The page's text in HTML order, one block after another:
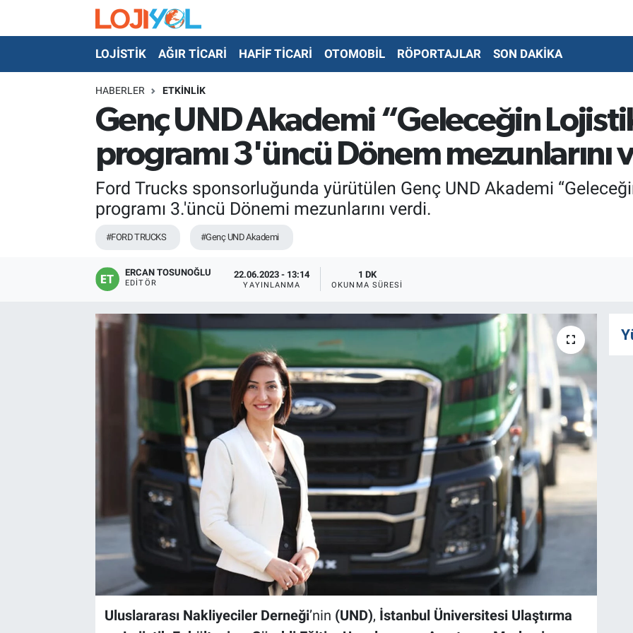
LOJİSTİK AĞIR TİCARİ HAFİF TİCARİ OTOMOBİL RÖPORTAJLAR SON DAKİKA
HABERLER ETKİNLİK
Genç UND Akademi “Geleceğin
programı 3'üncü Dönem mezunlarını
Ford Trucks sponsorluğunda yürütülen Genç UND Akademi
programı 3.'üncü Dönemi mezunlarını verdi.
#FORD TRUCKS #Genç UND Akademi
ERCAN TOSUNOĞLU
EDITÖR
22.06.2023 - 13:14
YAYINLANMA
1 DK
OKUNMA SÜRESI
Uluslararası Nakliyeciler Derneği’nin (UND), İstanbul Üniversitesi Ulaştırma
OTO-TEST